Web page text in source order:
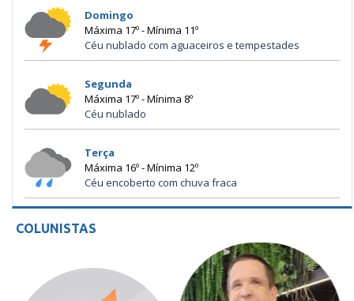
Domingo
Máxima 17º - Mínima 11º
Céu nublado com aguaceiros e tempestades
Segunda
Máxima 17º - Mínima 8º
Céu nublado
Terça
Máxima 16º - Mínima 12º
Céu encoberto com chuva fraca
COLUNISTAS